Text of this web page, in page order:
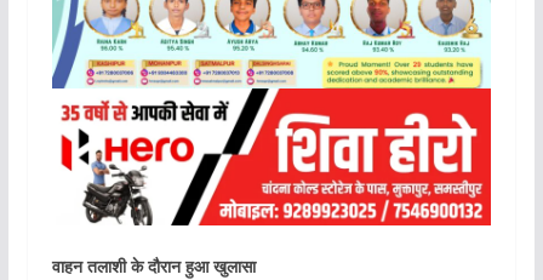
वाहन तलाशी के दौरान हुआ खुलासा